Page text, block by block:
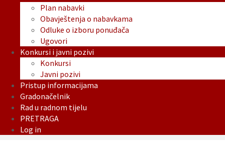
Plan nabavki
Obavještenja o nabavkama
Odluke o izboru ponuđača
Ugovori
Konkursi i javni pozivi
Konkursi
Javni pozivi
Pristup informacijama
Gradonačelnik
Rad u radnom tijelu
PRETRAGA
Log in